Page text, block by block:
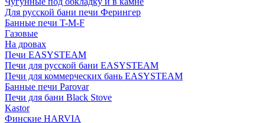
Для русской бани печи Ферингер
Банные печи T-M-F
Газовые
На дровах
Печи EASYSTEAM
Печи для русской бани EASYSTEAM
Печи для коммерческих бань EASYSTEAM
Банные печи Parovar
Печи для бани Black Stove
Kastor
Финские HARVIA